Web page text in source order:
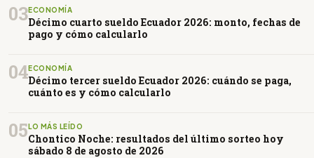
03ECONOMÍA
Décimo cuarto sueldo Ecuador 2026: monto, fechas de
pago y cómo calcularlo
04ECONOMÍA
Décimo tercer sueldo Ecuador 2026: cuándo se paga,
cuánto es y cómo calcularlo
05LO MÁS LEÍDO
Chontico Noche: resultados del último sorteo hoy
sábado 8 de agosto de 2026